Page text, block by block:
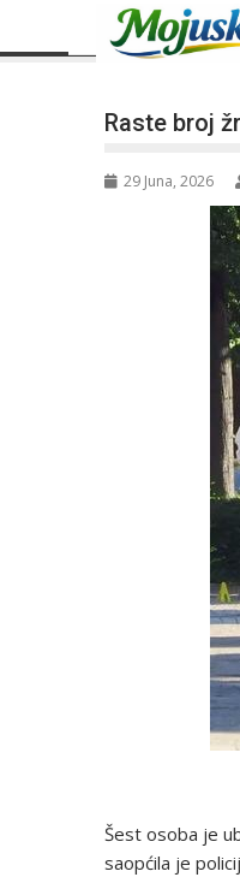
Raste broj
29 Juna, 2026
Šest osoba je
saopćila je